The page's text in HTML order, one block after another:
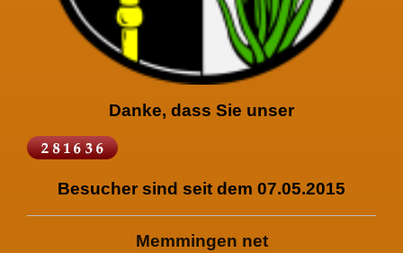
Danke, dass Sie unser
Besucher sind seit dem 07.05.2015
Memmingen net